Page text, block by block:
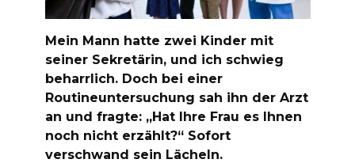
Mein Mann hatte zwei Kinder mit
seiner Sekretärin, und ich schwieg
beharrlich. Doch bei einer
Routineuntersuchung sah ihn der Arzt
an und fragte: „Hat Ihre Frau es Ihnen
noch nicht erzählt?“ Sofort
verschwand sein Lächeln.